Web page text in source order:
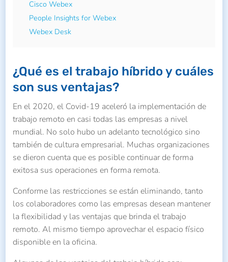
Cisco Webex
People Insights for Webex
Webex Desk
¿Qué es el trabajo híbrido y cuáles
son sus ventajas?
En el 2020, el Covid-19 aceleró la implementación de
trabajo remoto en casi todas las empresas a nivel
mundial. No solo hubo un adelanto tecnológico sino
también de cultura empresarial. Muchas organizaciones
se dieron cuenta que es posible continuar de forma
exitosa sus operaciones en forma remota.
Conforme las restricciones se están eliminando, tanto
los colaboradores como las empresas desean mantener
la flexibilidad y las ventajas que brinda el trabajo
remoto. Al mismo tiempo aprovechar el espacio físico
disponible en la oficina.